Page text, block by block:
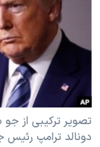
فرهنگ و زندگی
حقوق شهروندی
اقتصادی
علم و فناوری
گالری عکس
مستندها
انتخابات ریاست
حمله جمهوری
رمز مهسا
اعتراضات زن،
دنبال کنید
زبانهای
تصویر ترکیبی از
دونالد ترامپ